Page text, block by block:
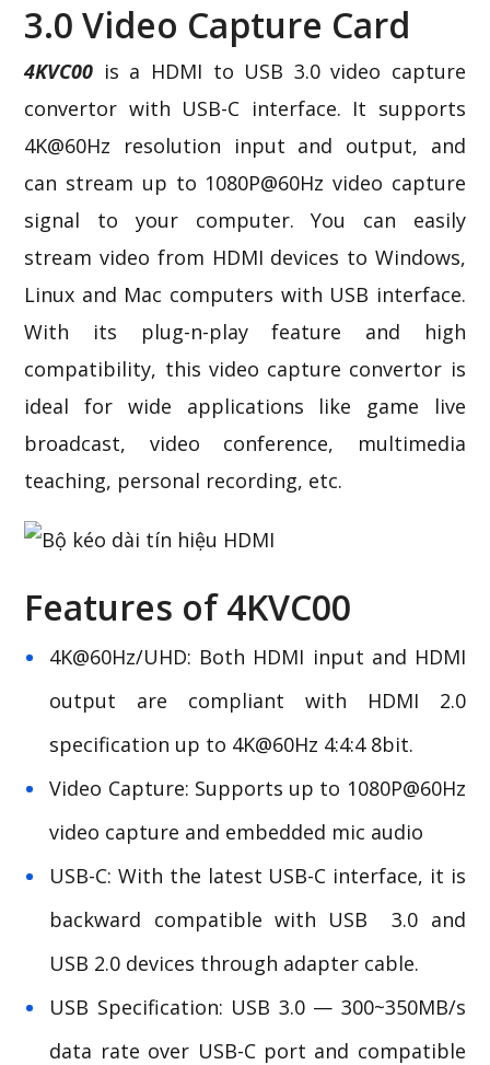
3.0 Video Capture Card
4KVC00 is a HDMI to USB 3.0 video capture
convertor with USB-C interface. It supports
4K@60Hz resolution input and output, and
can stream up to 1080P@60Hz video capture
signal to your computer. You can easily
stream video from HDMI devices to Windows,
Linux and Mac computers with USB interface.
With its plug-n-play feature and high
compatibility, this video capture convertor is
ideal for wide applications like game live
broadcast, video conference, multimedia
teaching, personal recording, etc.
Features of 4KVC00
4K@60Hz/UHD: Both HDMI input and HDMI
output are compliant with HDMI 2.0
specification up to 4K@60Hz 4:4:4 8bit.
Video Capture: Supports up to 1080P@60Hz
video capture and embedded mic audio
USB-C: With the latest USB-C interface, it is
backward compatible with USB 3.0 and
USB 2.0 devices through adapter cable.
USB Specification: USB 3.0 — 300~350MB/s
data rate over USB-C port and compatible